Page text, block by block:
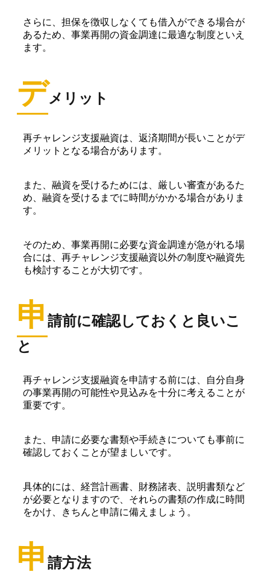
さらに、担保を徴収しなくても借入ができる場合が
あるため、事業再開の資金調達に最適な制度といえ
ます。
デメリット
再チャレンジ支援融資は、返済期間が長いことがデ
メリットとなる場合があります。
また、融資を受けるためには、厳しい審査があるた
め、融資を受けるまでに時間がかかる場合がありま
す。
そのため、事業再開に必要な資金調達が急がれる場
合には、再チャレンジ支援融資以外の制度や融資先
も検討することが大切です。
申 請前に確認しておくと良いこ
と
再チャレンジ支援融資を申請する前には、自分自身
の事業再開の可能性や見込みを十分に考えることが
重要です。
また、申請に必要な書類や手続きについても事前に
確認しておくことが望ましいです。
具体的には、経営計画書、財務諸表、説明書類など
が必要となりますので、それらの書類の作成に時間
をかけ、きちんと申請に備えましょう。
申 請方法